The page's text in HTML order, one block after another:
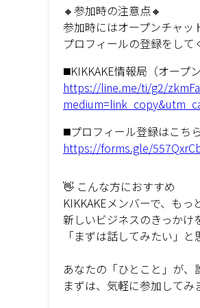
🔸参加時の注意点🔸
参加時にはオープンチャッ
プロフィールの登録をして
◼️KIKKAKE情報局（オープ
https://line.me/ti/g2/
◼️プロフィール登録はこちら
https://forms.gle/
👋 こんな方におすすめ
KIKKAKEメンバーで、も
新しいビジネスのきっかけ
「まずは話してみたい」
あなたの「ひとこと」が、
まずは、気軽に参加してみ